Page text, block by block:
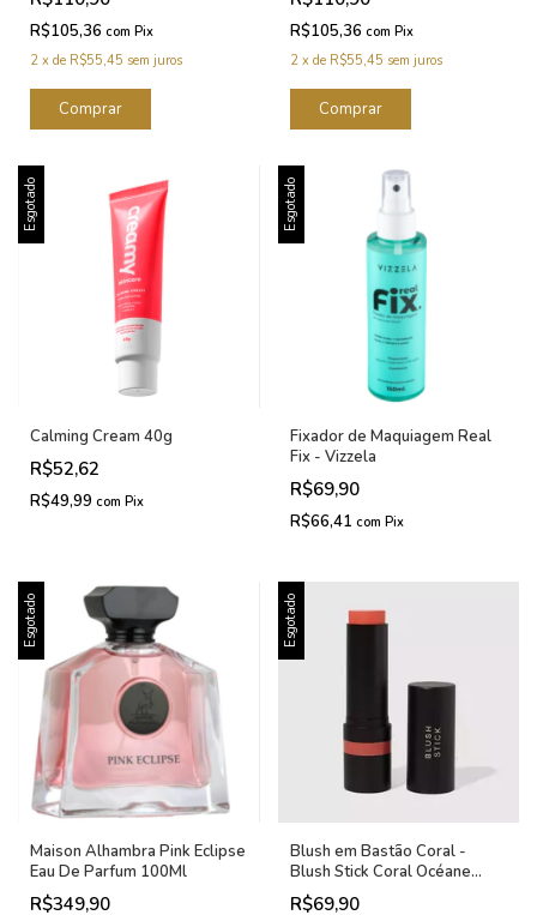
R$105,36 com Pix
2 x de R$55,45 sem juros
R$105,36 com Pix
2 x de R$55,45 sem juros
Esgotado
Calming Cream 40g
R$52,62
R$49,99 com Pix
Esgotado
Fixador de Maquiagem Real
Fix - Vizzela
R$69,90
R$66,41 com Pix
Esgotado
Maison Alhambra Pink Eclipse
Eau De Parfum 100Ml
R$349,90
Esgotado
Blush em Bastão Coral -
Blush Stick Coral Océane
Edition 12g
R$69,90